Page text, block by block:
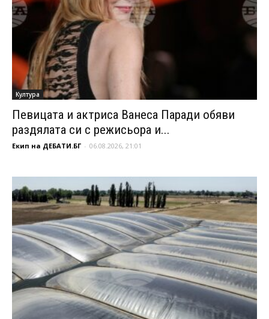
Култура
Певицата и актриса Ванеса Паради обяви
раздялата си с режисьора и...
Екип на ДЕБАТИ.БГ - 06.08.2026, 21:01